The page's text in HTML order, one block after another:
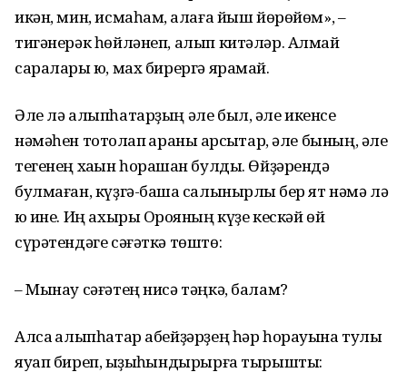
икән, мин, исмаһам, ҡалаға йыш йөрөйөм», –
тигәнерәк һөйләнеп, алып китәләр. Алмай
саралары юҡ, мах бирергә ярамай.
Әле лә алыпһатарҙың әле был, әле икенсе
нәмәһен тотҡолап ҡараны ҡарсыҡтар, әле бының, әле
тегенең хаҡын һорашҡан булды. Өйҙәрендә
булмаған, күҙгә-башҡа салынырлыҡ бер ят нәмә лә
юҡ ине. Иң ахыры Орҡояның күҙе кескәй өй
сүрәтендәге сәғәткә төштө:
– Мынау сәғәтең нисә тәңкә, балам?
Алсаҡ алыпһатар абейҙәрҙең һәр һорауына тулы
яуап биреп, ҡыҙыҡһындырырға тырышты: